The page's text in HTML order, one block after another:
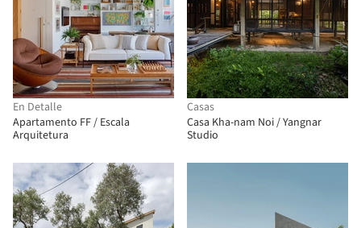
En Detalle
Apartamento FF / Escala
Arquitetura
Casas
Casa Kha-nam Noi / Yangnar
Studio